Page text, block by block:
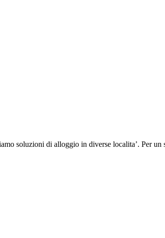
soluzioni di alloggio in diverse localita’. Per un